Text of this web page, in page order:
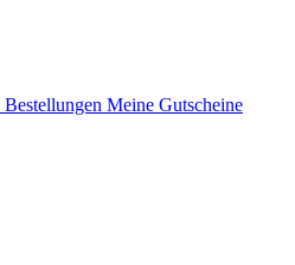
Bestellungen Meine Gutscheine